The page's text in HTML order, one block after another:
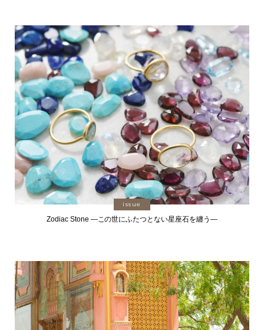
issue
Zodiac Stone ―この世にふたつとない星座石を纏う―